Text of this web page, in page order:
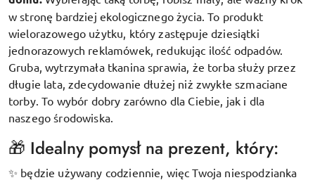
w stronę bardziej ekologicznego życia. To produkt
wielorazowego użytku, który zastępuje dziesiątki
jednorazowych reklamówek, redukując ilość odpadów.
Gruba, wytrzymała tkanina sprawia, że torba służy przez
długie lata, zdecydowanie dłużej niż zwykłe szmaciane
torby. To wybór dobry zarówno dla Ciebie, jak i dla
naszego środowiska.
🎁 Idealny pomysł na prezent, który:
✨ będzie używany codziennie, więc Twoja niespodzianka